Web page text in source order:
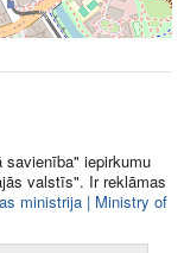
savienība" iepirkumu
valstīs". Ir reklāmas
ministrija | Ministry of